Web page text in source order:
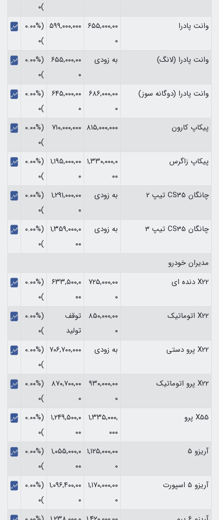
)۰
وانت پادرا
۶۵۵,۰۰۰,۰۰
۰
۵۹۹,۰۰۰,۰۰۰
(۰.۰۰%
)۰
وانت پادرا (لانگ)
به زودی
۶۵۵,۰۰۰,۰۰
۰
(۰.۰۰%
)۰
وانت پادرا (دوگانه سوز)
۶۸۶,۰۰۰,۰۰
۰
۶۴۵,۰۰۰,۰۰
۰
(۰.۰۰%
)۰
پیکاپ کارون
۸۱۵,۰۰۰,۰۰۰ ۷۱۰,۰۰۰,۰۰۰
(۰.۰۰%
)۰
پیکاپ زاگرس
۱,۳۳۰,۰۰۰,۰
۰۰
۱,۱۹۵,۰۰۰,۰۰
۰
(۰.۰۰%
)۰
چانگان CS35 تیپ 2
به زودی
۱,۲۹۱,۰۰۰,۰۰
۰
(۰.۰۰%
)۰
چانگان CS35 تیپ 3
به زودی
۱,۳۵۹,۰۰۰,۰
۰۰
(۰.۰۰%
)۰
مدیران خودرو
X22 دنده ای
۷۲۵,۰۰۰,۰۰
۰
۶۳۳,۵۰۰,۰
۰۰
(۰.۰۰%
)۰
X22 اتوماتیک
۸۵۰,۰۰۰,۰۰
۰
توقف
تولید
(۰.۰۰%
)۰
X22 پرو دستی
به زودی ۷۰۶,۷۰۰,۰۰۰
(۰.۰۰%
)۰
X22 پرو اتوماتیک
۹۳۰,۰۰۰,۰۰
۰
۸۷۰,۷۰۰,۰۰
۰
(۰.۰۰%
)۰
X55 پرو
۱,۳۳۵,۰۰۰,
۰۰۰
۱,۲۴۹,۵۰۰,۰
۰۰
(۰.۰۰%
)۰
آریزو 5
۱,۱۲۵,۰۰۰,۰۰
۰
۱,۰۵۵,۰۰۰,۰
۰۰
(۰.۰۰%
)۰
آریزو 5 اسپورت
۱,۱۷۰,۰۰۰,۰۰
۰
۱,۰۹۶,۴۰۰,۰۰
۰
(۰.۰۰%
)۰